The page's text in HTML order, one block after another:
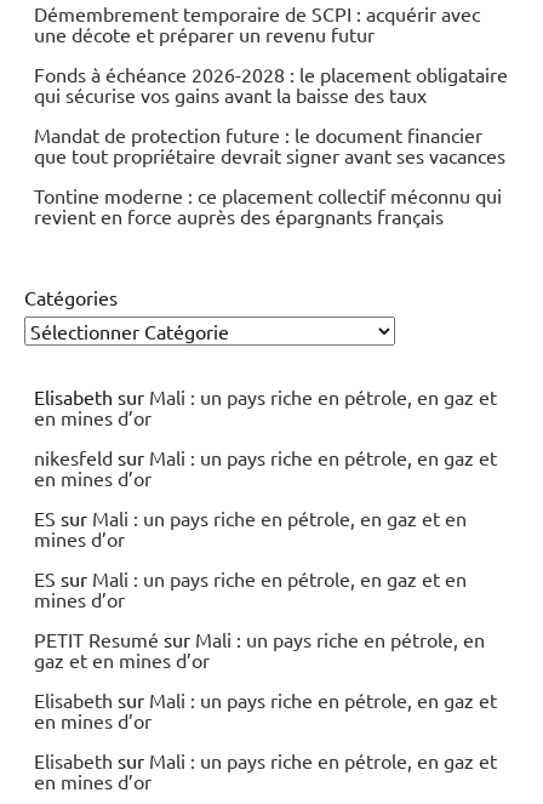
Démembrement temporaire de SCPI : acquérir avec
une décote et préparer un revenu futur
Fonds à échéance 2026-2028 : le placement obligataire
qui sécurise vos gains avant la baisse des taux
Mandat de protection future : le document financier
que tout propriétaire devrait signer avant ses vacances
Tontine moderne : ce placement collectif méconnu qui
revient en force auprès des épargnants français
Catégories
Elisabeth sur Mali : un pays riche en pétrole, en gaz et
en mines d’or
nikesfeld sur Mali : un pays riche en pétrole, en gaz et
en mines d’or
ES sur Mali : un pays riche en pétrole, en gaz et en
mines d’or
ES sur Mali : un pays riche en pétrole, en gaz et en
mines d’or
PETIT Resumé sur Mali : un pays riche en pétrole, en
gaz et en mines d’or
Elisabeth sur Mali : un pays riche en pétrole, en gaz et
en mines d’or
Elisabeth sur Mali : un pays riche en pétrole, en gaz et
en mines d’or